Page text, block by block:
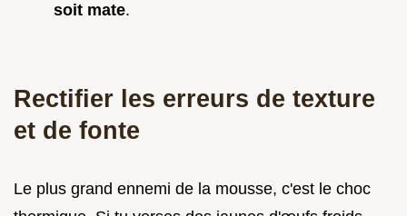
soit mate.
Rectifier les erreurs de texture
et de fonte
Le plus grand ennemi de la mousse, c'est le choc